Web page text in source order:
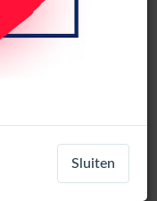
Hoofd
Sluiten